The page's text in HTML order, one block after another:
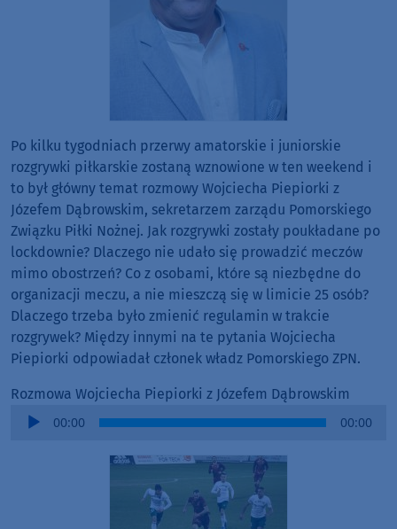
Po kilku tygodniach przerwy amatorskie i juniorskie
rozgrywki piłkarskie zostaną wznowione w ten weekend i
to był główny temat rozmowy Wojciecha Piepiorki z
Józefem Dąbrowskim, sekretarzem zarządu Pomorskiego
Związku Piłki Nożnej. Jak rozgrywki zostały poukładane po
lockdownie? Dlaczego nie udało się prowadzić meczów
mimo obostrzeń? Co z osobami, które są niezbędne do
organizacji meczu, a nie mieszczą się w limicie 25 osób?
Dlaczego trzeba było zmienić regulamin w trakcie
rozgrywek? Między innymi na te pytania Wojciecha
Piepiorki odpowiadał członek władz Pomorskiego ZPN.
Rozmowa Wojciecha Piepiorki z Józefem Dąbrowskim
Audio
00:00 00:00